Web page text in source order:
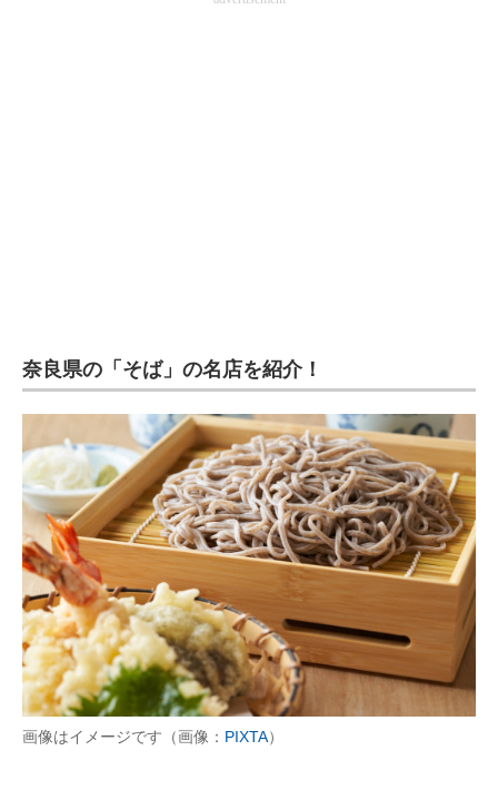
ちょっと気になるネットの話題
奈良県の「そば」の名店を紹介！
画像はイメージです（画像： PIXTA）